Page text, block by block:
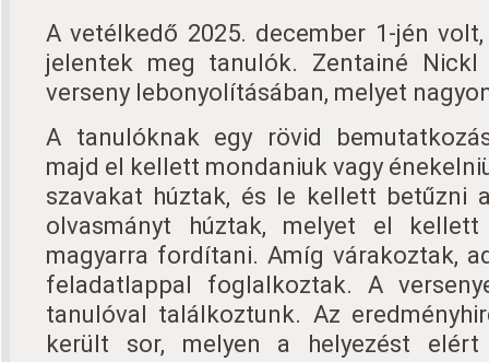
A vetélkedő 2025. december 1-jén
jelentek meg tanulók. Zentainé
verseny lebonyolításában, melyet
A tanulóknak egy rövid
majd el kellett mondaniuk vagy
szavakat húztak, és le kellett betűzni
olvasmányt húztak, melyet el
magyarra fordítani. Amíg várakoztak,
feladatlappal foglalkoztak. A
tanulóval találkoztunk. Az
került sor, melyen a helyezést